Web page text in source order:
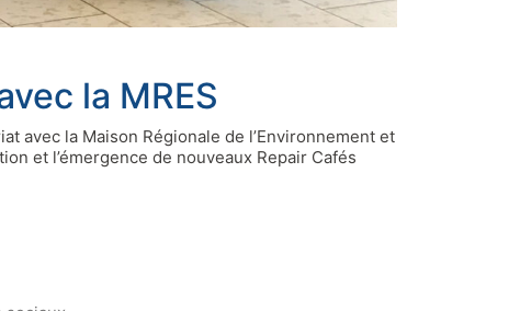
la MRES
avec la Maison Régionale de l’Environnement et
et l’émergence de nouveaux Repair Cafés